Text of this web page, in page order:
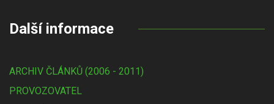
Další informace
ARCHIV ČLÁNKŮ (2006 - 2011)
PROVOZOVATEL